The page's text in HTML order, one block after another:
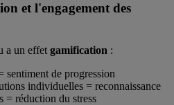
et l'engagement des
a un effet gamification :
sentiment de progression
individuelles = reconnaissance
= réduction du stress